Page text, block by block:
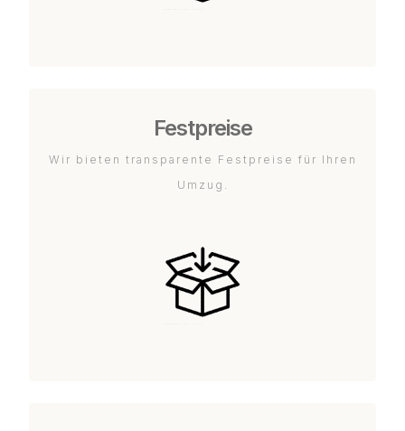
Festpreise
Wir bieten transparente Festpreise für Ihren
Umzug.